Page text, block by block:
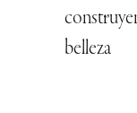
belleza